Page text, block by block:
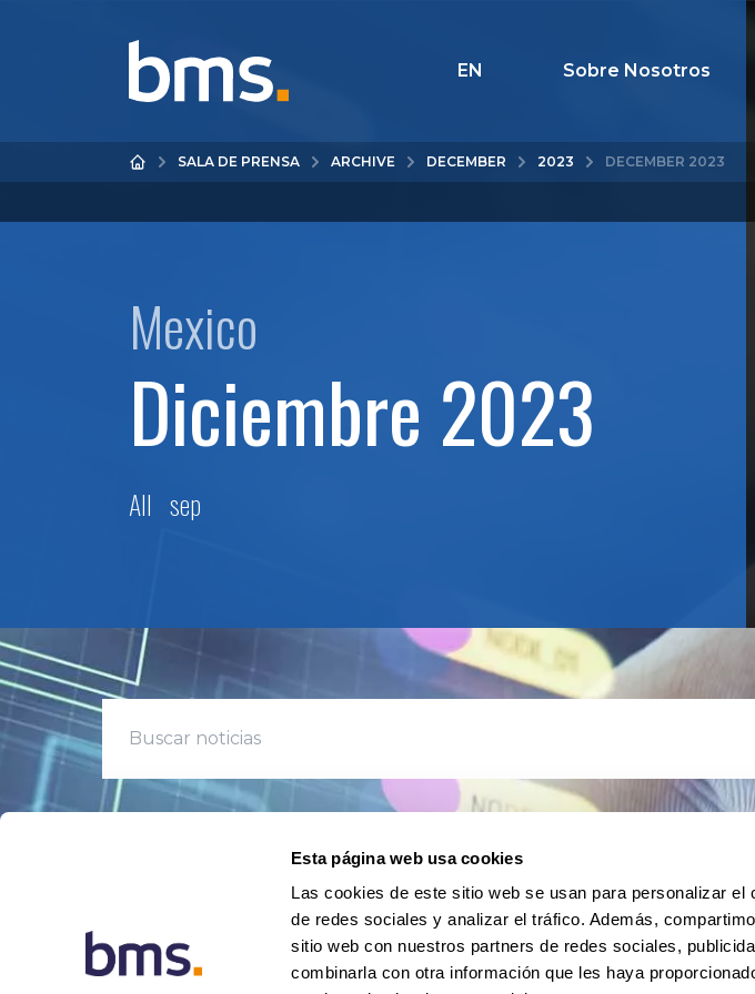
Esta página web usa cookies
Las cookies de este sitio web se usan para personalizar
de redes sociales y analizar el tráfico. Además,
sitio web con nuestros partners de redes sociales,
combinarla con otra información que les haya
EN Sobre Nosotros
SALA DE PRENSA ARCHIVE DECEMBER 2023 DECEMBER 2023
Mexico
Diciembre 2023
All sep